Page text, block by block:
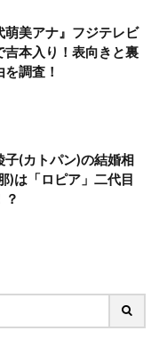
萌美アナ』フジテレビ
吉本入り！表向きと裏
調査！
子(カトパン)の結婚相
)は「ロピア」二代目
？